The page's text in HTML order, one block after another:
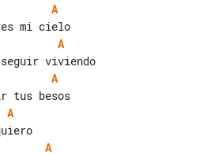
A
A
A
A
A